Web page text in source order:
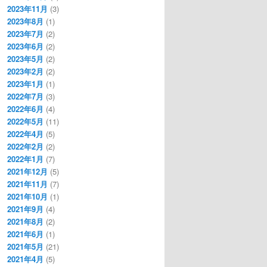
2023年11月 (3)
2023年8月 (1)
2023年7月 (2)
2023年6月 (2)
2023年5月 (2)
2023年2月 (2)
2023年1月 (1)
2022年7月 (3)
2022年6月 (4)
2022年5月 (11)
2022年4月 (5)
2022年2月 (2)
2022年1月 (7)
2021年12月 (5)
2021年11月 (7)
2021年10月 (1)
2021年9月 (4)
2021年8月 (2)
2021年6月 (1)
2021年5月 (21)
2021年4月 (5)